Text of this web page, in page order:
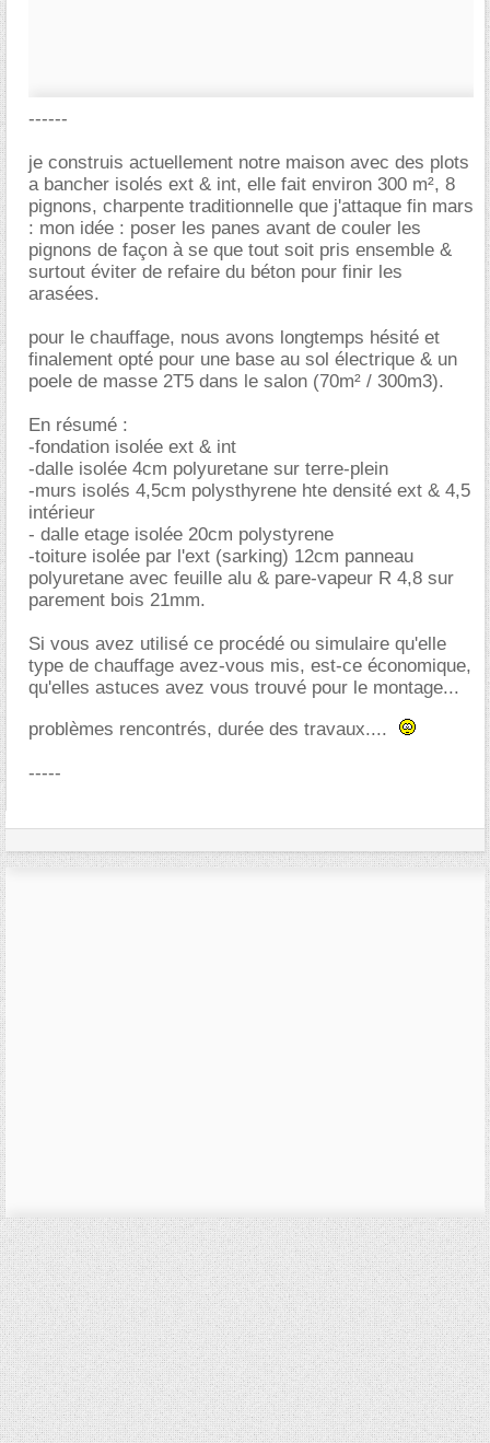
------
je construis actuellement notre maison avec des plots
a bancher isolés ext & int, elle fait environ 300 m², 8
pignons, charpente traditionnelle que j'attaque fin mars
: mon idée : poser les panes avant de couler les
pignons de façon à se que tout soit pris ensemble &
surtout éviter de refaire du béton pour finir les
arasées.
pour le chauffage, nous avons longtemps hésité et
finalement opté pour une base au sol électrique & un
poele de masse 2T5 dans le salon (70m² / 300m3).
En résumé :
-fondation isolée ext & int
-dalle isolée 4cm polyuretane sur terre-plein
-murs isolés 4,5cm polysthyrene hte densité ext & 4,5
intérieur
- dalle etage isolée 20cm polystyrene
-toiture isolée par l'ext (sarking) 12cm panneau
polyuretane avec feuille alu & pare-vapeur R 4,8 sur
parement bois 21mm.
Si vous avez utilisé ce procédé ou simulaire qu'elle
type de chauffage avez-vous mis, est-ce économique,
qu'elles astuces avez vous trouvé pour le montage...
problèmes rencontrés, durée des travaux....
-----